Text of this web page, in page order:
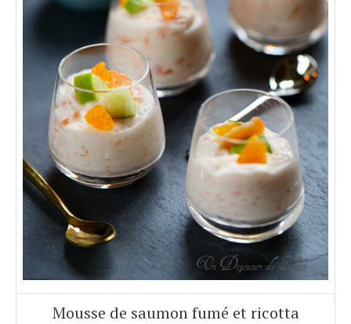
Mousse de saumon fumé et ricotta